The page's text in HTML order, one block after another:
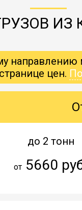
цен.
до 2 тонн
от 5660